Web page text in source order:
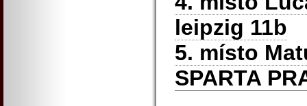
leipzig 11b
5. místo
SPARTA